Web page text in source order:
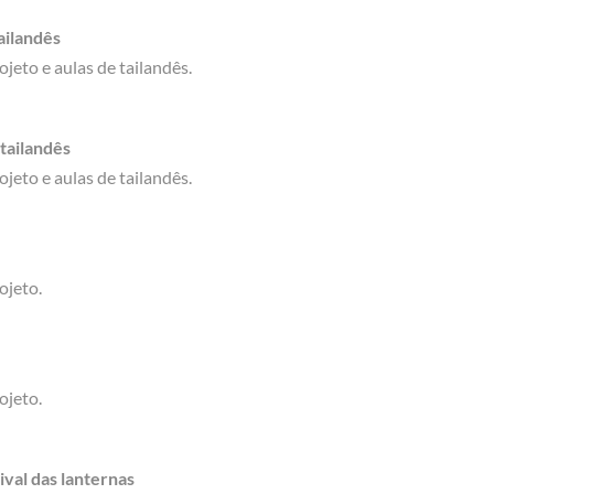
e aulas de tailandês.
e aulas de tailandês.
das lanternas